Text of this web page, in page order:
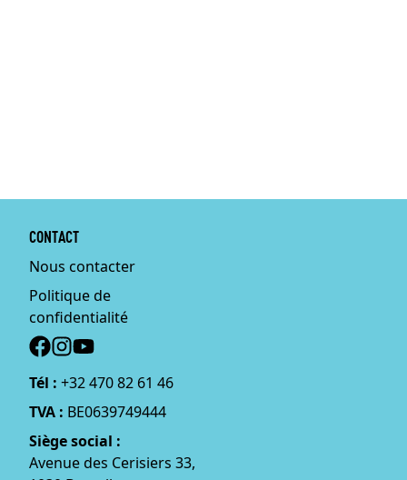
CONTACT
Nous contacter
Politique de
confidentialité
Social
Tél : +32 470 82 61 46
TVA : BE0639749444
Siège social :
Avenue des Cerisiers 33,